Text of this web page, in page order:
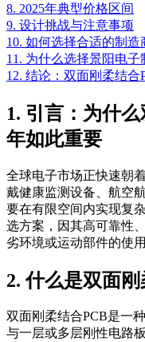
8. 2025年典型价格区间
9. 设计挑战与注意事项
10. 如何选择合适的制造
11. 为什么选择景阳电
12. 结论：双面刚柔结合
1. 引言：为什
年如此重要
全球电子市场正快速朝
戴健康监测设备、航空
要在有限空间内实现复
选方案，因其高可靠性
劣环境或运动部件的使用
2. 什么是双面刚
双面刚柔结合PCB是一
与一层或多层刚性电路